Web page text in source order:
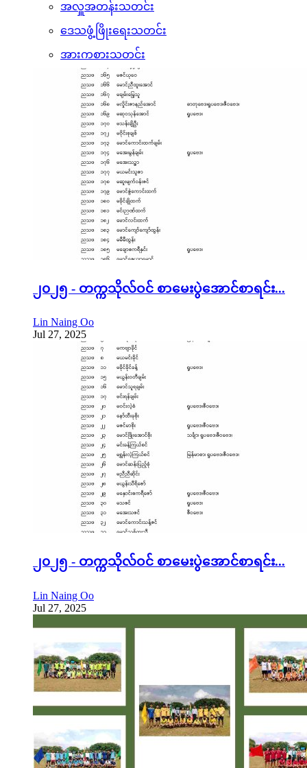
အလှူအတန်းသတင်း
ဒေသဖွံ့ဖြိုးရေးသတင်း
အားကစားသတင်း
၂၀၂၅ - တက္ကသိုလ်ဝင် စာမေးပွဲအောင်စာရင်း...
Lin Naing Oo
Jul 27, 2025
၂၀၂၅ - တက္ကသိုလ်ဝင် စာမေးပွဲအောင်စာရင်း...
Lin Naing Oo
Jul 27, 2025